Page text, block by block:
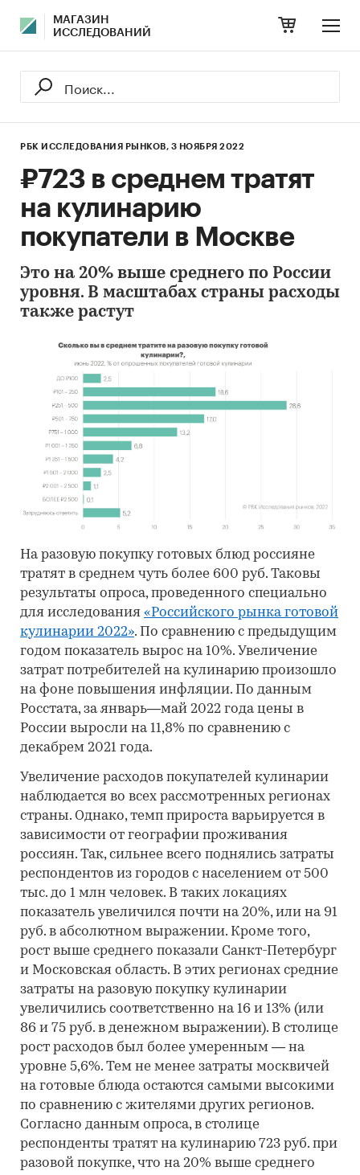
МАГАЗИН
ИССЛЕДОВАНИЙ
РБК ИССЛЕДОВАНИЯ РЫНКОВ, 3 НОЯБРЯ 2022
₽723 в среднем тратят
на кулинарию
покупатели в Москве
Это на 20% выше среднего по России
уровня. В масштабах страны расходы
также растут
На разовую покупку готовых блюд россияне
тратят в среднем чуть более 600 руб. Таковы
результаты опроса, проведенного специально
для исследования «Российского рынка готовой
кулинарии 2022». По сравнению с предыдущим
годом показатель вырос на 10%. Увеличение
затрат потребителей на кулинарию произошло
на фоне повышения инфляции. По данным
Росстата, за январь—май 2022 года цены в
России выросли на 11,8% по сравнению с
декабрем 2021 года.
Увеличение расходов покупателей кулинарии
наблюдается во всех рассмотренных регионах
страны. Однако, темп прироста варьируется в
зависимости от географии проживания
россиян. Так, сильнее всего поднялись затраты
респондентов из городов с населением от 500
тыс. до 1 млн человек. В таких локациях
показатель увеличился почти на 20%, или на 91
руб. в абсолютном выражении. Кроме того,
рост выше среднего показали Санкт-Петербург
и Московская область. В этих регионах средние
затраты на разовую покупку кулинарии
увеличились соответственно на 16 и 13% (или
86 и 75 руб. в денежном выражении). В столице
рост расходов был более умеренным — на
уровне 5,6%. Тем не менее затраты москвичей
на готовые блюда остаются самыми высокими
по сравнению с жителями других регионов.
Согласно данным опроса, в столице
респонденты тратят на кулинарию 723 руб. при
разовой покупке, что на 20% выше среднего